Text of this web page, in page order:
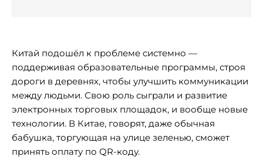
Китай подошёл к проблеме системно —
поддерживая образовательные программы, строя
дороги в деревнях, чтобы улучшить коммуникации
между людьми. Свою роль сыграли и развитие
электронных торговых площадок, и вообще новые
технологии. В Китае, говорят, даже обычная
бабушка, торгующая на улице зеленью, сможет
принять оплату по QR-коду.